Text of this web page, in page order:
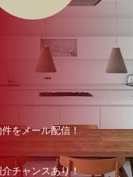
をメール配信！
チャンスあり！